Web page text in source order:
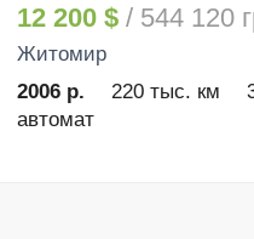
12 200 $ / 544 120
Житомир
2006 р.
220 тыс. км
автомат